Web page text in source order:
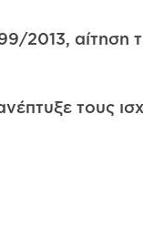
2013, αίτηση
τους